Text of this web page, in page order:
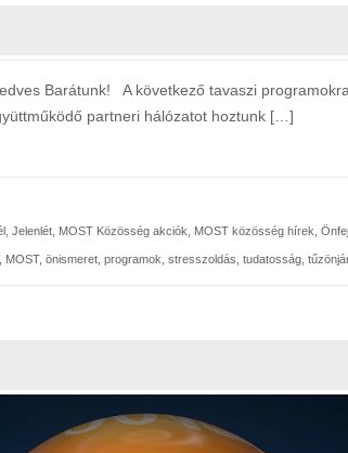
Barátunk! A következő tavaszi
partneri hálózatot hoztunk […]
, Jelenlét, MOST Közösség akciók, MOST közösség hírek,
, MOST, önismeret, programok, stresszoldás, tudatosság,